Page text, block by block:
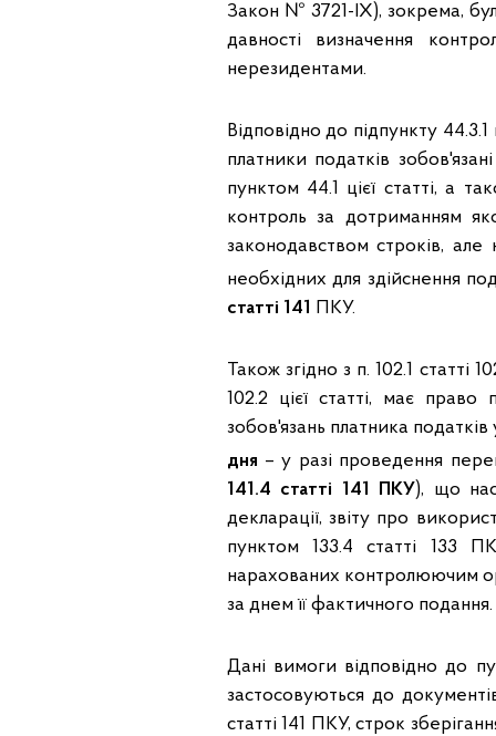
Закон № 3721-IX), зокрема,
давності визначення
нерезидентами.
Відповідно до підпункту
платники податків
пунктом 44.1 цієї статті, а
контроль за дотриманням
законодавством строків,
необхідних для здійснення
статті 141 ПКУ.
Також згідно з п. 102.1
102.2 цієї статті, має
зобов'язань платника
дня – у разі проведення
141.4 статті 141 ПКУ), що
декларації, звіту про
пунктом 133.4 статті 133
нарахованих контролюючим
за днем її фактичного подання.
Дані вимоги відповідно до
застосовуються до
статті 141 ПКУ, строк